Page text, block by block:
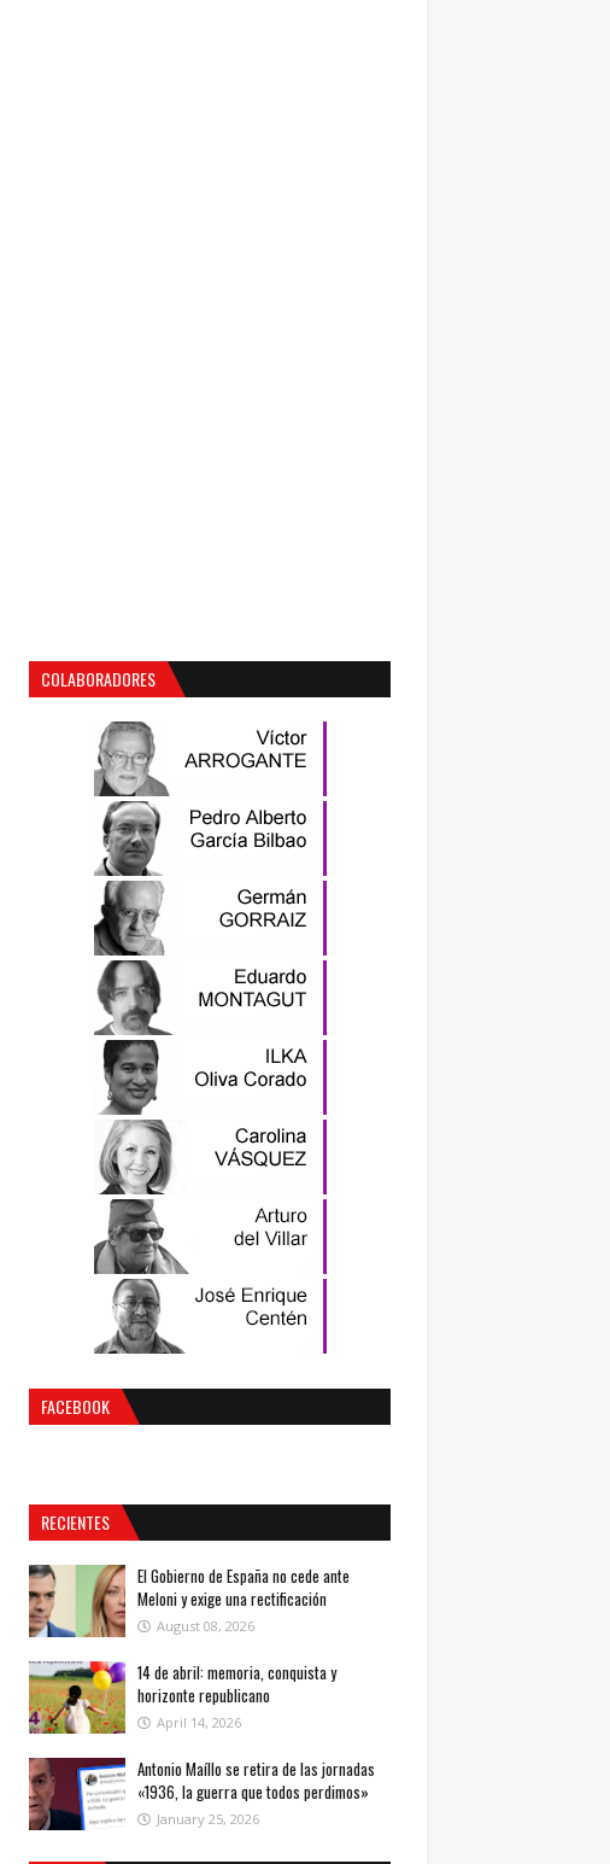
COLABORADORES
FACEBOOK
RECIENTES
El Gobierno de España no cede ante
Meloni y exige una rectificación
August 08, 2026
14 de abril: memoria, conquista y
horizonte republicano
April 14, 2026
Antonio Maíllo se retira de las jornadas
«1936, la guerra que todos perdimos»
January 25, 2026